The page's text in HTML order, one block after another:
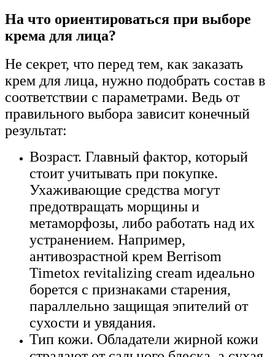
На что ориентироваться при выборе
крема для лица?
Не секрет, что перед тем, как заказать
крем для лица, нужно подобрать состав в
соответствии с параметрами. Ведь от
правильного выбора зависит конечный
результат:
Возраст. Главный фактор, который
стоит учитывать при покупке.
Ухаживающие средства могут
предотвращать морщины и
метаморфозы, либо работать над их
устранением. Например,
антивозрастной крем Berrisom
Timetox revitalizing cream идеально
борется с признаками старения,
параллельно защищая эпителий от
сухости и увядания.
Тип кожи. Обладатели жирной кожи